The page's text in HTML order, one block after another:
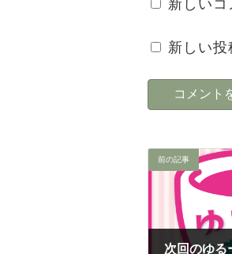
新しい
新しい投
前の記事
次回のゆる